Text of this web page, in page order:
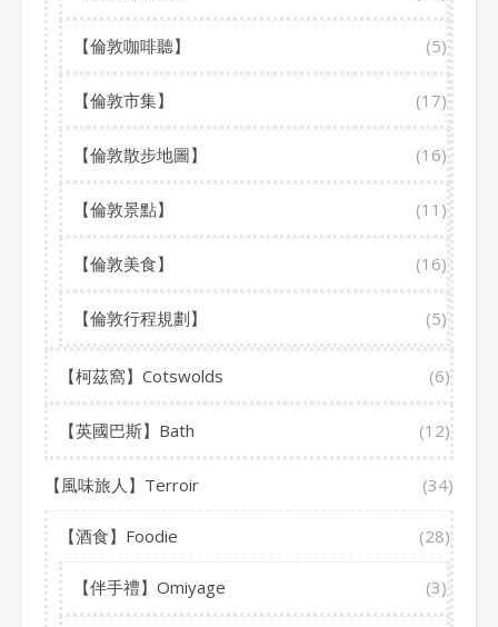
【倫敦咖啡聽】 (5)
【倫敦市集】 (17)
【倫敦散步地圖】 (16)
【倫敦景點】 (11)
【倫敦美食】 (16)
【倫敦行程規劃】 (5)
【柯茲窩】Cotswolds (6)
【英國巴斯】Bath (12)
【風味旅人】Terroir (34)
【酒食】Foodie (28)
【伴手禮】Omiyage (3)